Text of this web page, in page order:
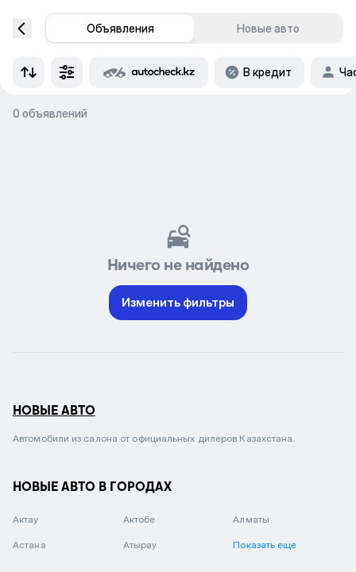
Объявления Новые авто
В кредит
0 объявлений
Ничего не найдено
Изменить фильтры
НОВЫЕ АВТО
Автомобили из салона от официальных дилеров Казахстана.
НОВЫЕ АВТО В ГОРОДАХ
Актау Актобе Алматы
Астана Атырау Показать еще